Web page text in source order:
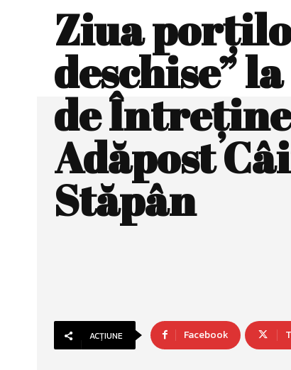
Ziua
deschise”
de
Adăpost
Stăpân
ACȚIUNE Facebook